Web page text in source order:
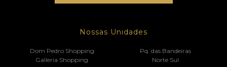
Nossas Unidades
Dom Pedro Shopping
Galleria Shopping
Pq. das Bandeiras
Norte Sul